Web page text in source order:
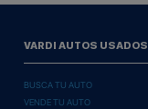
VARDI AUTOS USADOS
BUSCA TU AUTO
VENDE TU AUTO